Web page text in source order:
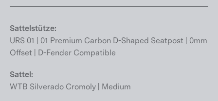
Sattelstütze:
URS 01 | 01 Premium Carbon D-Shaped Seatpost | 0mm
Offset | D-Fender Compatible
Sattel:
WTB Silverado Cromoly | Medium